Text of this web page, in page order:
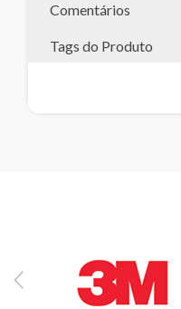
Comentários
Tags do Produto